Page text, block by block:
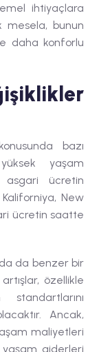
ihtiyaçlara
mesela, bunun
daha konforlu
bazı
yaşam
asgari ücretin
Kaliforniya, New
ücretin saatte
da benzer bir
özellikle
Ancak,
maliyetleri
giderleri